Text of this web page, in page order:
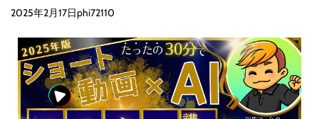
2025年2月17日phi72110